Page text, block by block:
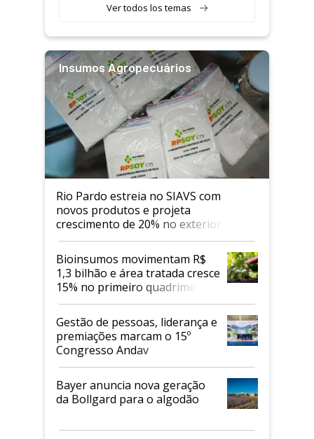
Ver todos los temas
Insumos Agropecuários
Rio Pardo estreia no SIAVS com
novos produtos e projeta
crescimento de 20% no exterior
Bioinsumos movimentam R$
1,3 bilhão e área tratada cresce
15% no primeiro quadrimestre
de 2026
Gestão de pessoas, liderança e
premiações marcam o 15º
Congresso Andav
Bayer anuncia nova geração
da Bollgard para o algodão